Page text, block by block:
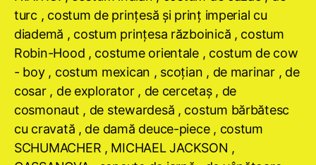
turc , costum de prinţesă şi prinţ imperial cu
diademă , costum prinţesa războinică , costum
Robin-Hood , costume orientale , costum de cow
- boy , costum mexican , scoţian , de marinar , de
cosar , de explorator , de cercetaş , de
cosmonaut , de stewardesă , costum bărbătesc
cu cravată , de damă deuce-piece , costum
SCHUMACHER , MICHAEL JACKSON ,